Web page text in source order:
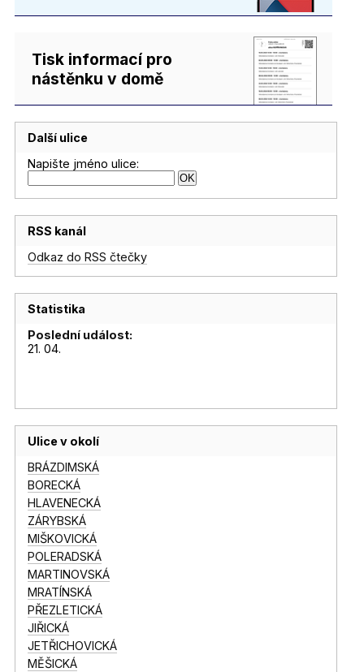
Tisk informací pro
nástěnku v domě
Další ulice
Napište jméno ulice:
RSS kanál
Odkaz do RSS čtečky
Statistika
Poslední událost:
21. 04.
Ulice v okolí
BRÁZDIMSKÁ
BORECKÁ
HLAVENECKÁ
ZÁRYBSKÁ
MIŠKOVICKÁ
POLERADSKÁ
MARTINOVSKÁ
MRATÍNSKÁ
PŘEZLETICKÁ
JIŘICKÁ
JETŘICHOVICKÁ
MĚŠICKÁ